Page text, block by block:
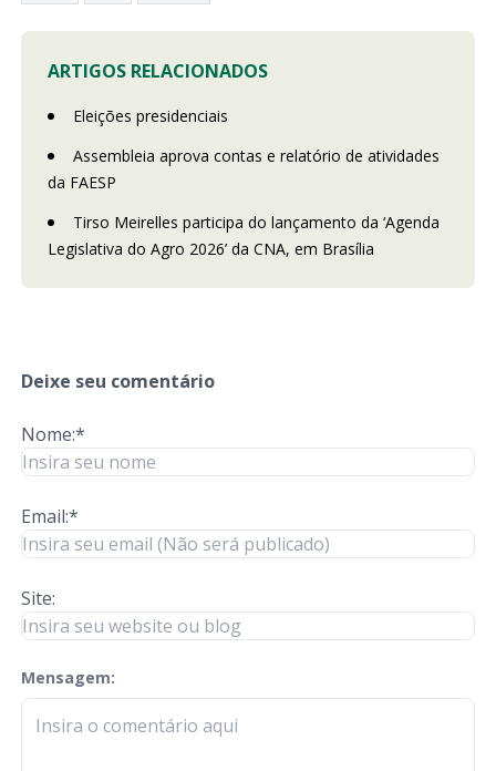
ARTIGOS RELACIONADOS
Eleições presidenciais
Assembleia aprova contas e relatório de atividades
da FAESP
Tirso Meirelles participa do lançamento da ‘Agenda
Legislativa do Agro 2026’ da CNA, em Brasília
Deixe seu comentário
Nome:*
Email:*
Site:
Mensagem:
check-terms